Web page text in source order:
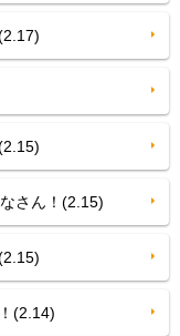
さん！(2.15)
(2.14)